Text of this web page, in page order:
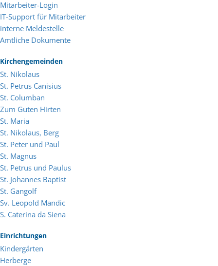
Mitarbeiter-Login
IT-Support für Mitarbeiter
interne Meldestelle
Amtliche Dokumente
Kirchengemeinden
St. Nikolaus
St. Petrus Canisius
St. Columban
Zum Guten Hirten
St. Maria
St. Nikolaus, Berg
St. Peter und Paul
St. Magnus
St. Petrus und Paulus
St. Johannes Baptist
St. Gangolf
Sv. Leopold Mandic
S. Caterina da Siena
Einrichtungen
Kindergärten
Herberge